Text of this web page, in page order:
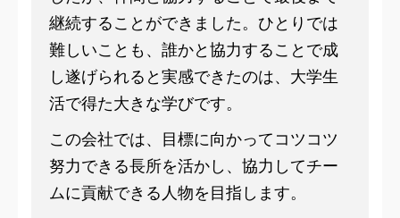
継続することができました。ひとりでは
難しいことも、誰かと協力することで成
し遂げられると実感できたのは、大学生
活で得た大きな学びです。
この会社では、目標に向かってコツコツ
努力できる長所を活かし、協力してチー
ムに貢献できる人物を目指します。